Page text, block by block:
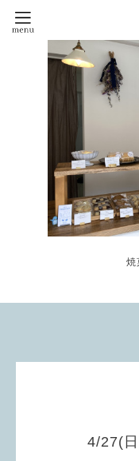
焼
4/27(